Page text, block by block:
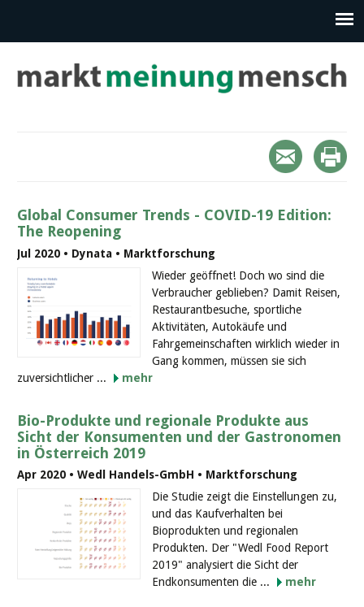
Global Consumer Trends - COVID-19 Edition:
The Reopening
Jul 2020 • Dynata • Marktforschung
Wieder geöffnet! Doch wo sind die
Verbraucher geblieben? Damit Reisen,
Restaurantbesuche, sportliche
Aktivitäten, Autokäufe und
Fahrgemeinschaften wirklich wieder in
Gang kommen, müssen sie sich
zuversichtlicher ...
mehr
Bio-Produkte und regionale Produkte aus
Sicht der Konsumenten und der Gastronomen
in Österreich 2019
Apr 2020 • Wedl Handels-GmbH • Marktforschung
Die Studie zeigt die Einstellungen zu,
und das Kaufverhalten bei
Bioprodukten und regionalen
Produkten. Der "Wedl Food Report
2019" analysiert die Sicht der
Endkonsumenten die ...
mehr